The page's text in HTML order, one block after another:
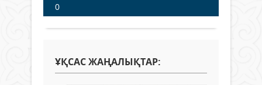
0
ҰҚСАС ЖАҢАЛЫҚТАР: